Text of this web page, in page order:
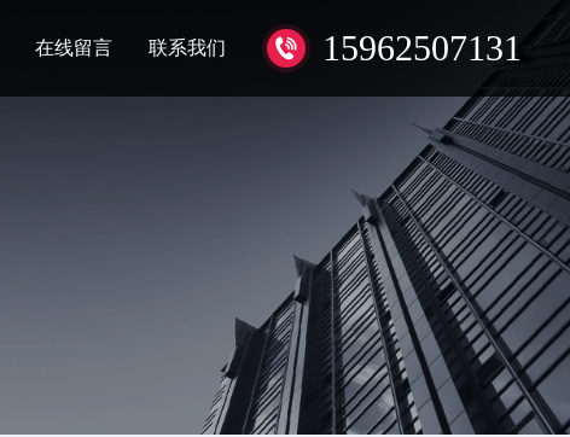
15962507131
在线留言 联系我们